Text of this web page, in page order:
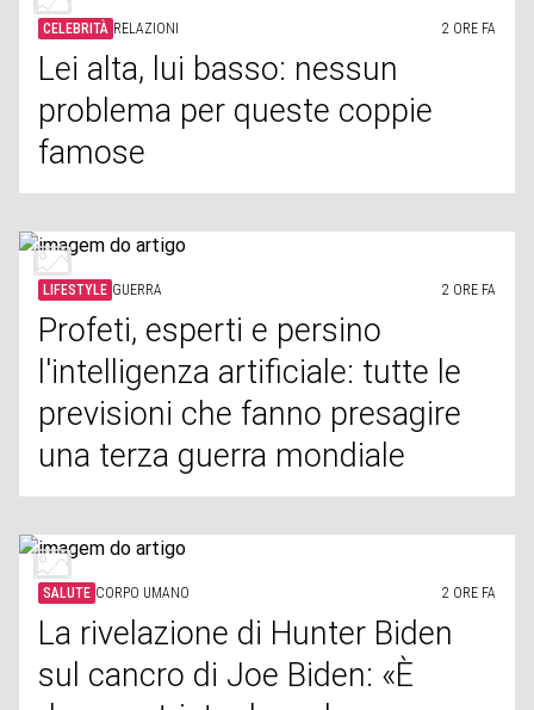
CELEBRITÀ RELAZIONI 2 ORE FA
Lei alta, lui basso: nessun
problema per queste coppie
famose
LIFESTYLE GUERRA 2 ORE FA
Profeti, esperti e persino
l'intelligenza artificiale: tutte le
previsioni che fanno presagire
una terza guerra mondiale
SALUTE CORPO UMANO 2 ORE FA
La rivelazione di Hunter Biden
sul cancro di Joe Biden: «È